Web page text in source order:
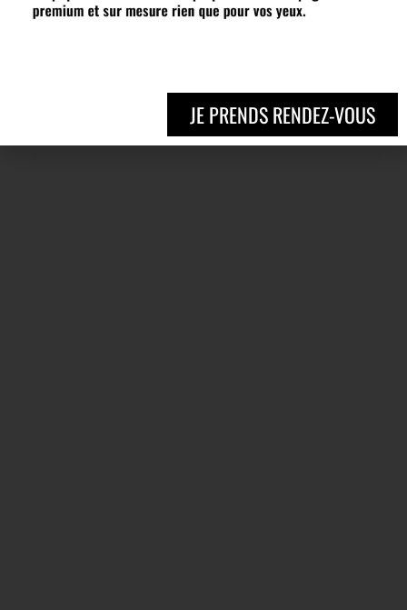
JE PRENDS RENDEZ-VOUS